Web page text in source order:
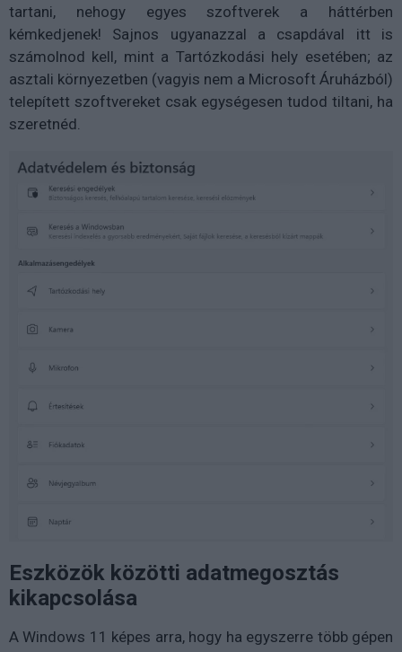
tartani, nehogy egyes szoftverek a háttérben
kémkedjenek! Sajnos ugyanazzal a csapdával itt is
számolnod kell, mint a Tartózkodási hely esetében; az
asztali környezetben (vagyis nem a Microsoft Áruházból)
telepített szoftvereket csak egységesen tudod tiltani, ha
szeretnéd.
Eszközök közötti adatmegosztás
kikapcsolása
A Windows 11 képes arra, hogy ha egyszerre több gépen